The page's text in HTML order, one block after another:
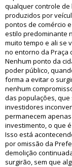
qualquer controle
produzidos por
pontos de comércio
estilo predominante
muito tempo e ali se
no entorno da Praça
Nenhum ponto da
poder público,
forma a evitar o
nenhum
das populações, que
investidores
permanecem
investimento, o que
Isso está
por omissão da
demolição
surgirão, sem que